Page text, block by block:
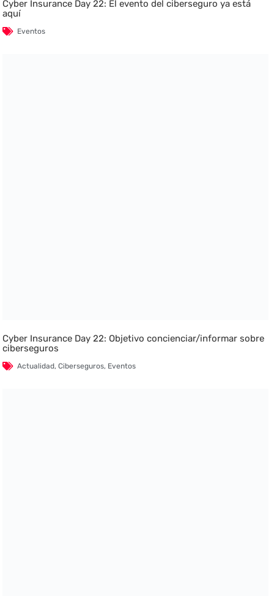
Cyber Insurance Day 22: El evento del ciberseguro ya está
aquí
Eventos
Cyber Insurance Day 22: Objetivo concienciar/informar sobre
ciberseguros
Actualidad,Ciberseguros, Eventos